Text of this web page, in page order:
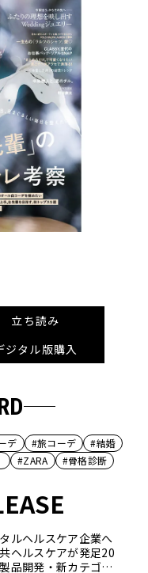
立ち読み
ジタル版購入
デ #旅コーデ
#結婚
#ZARA #骨格診断
ルヘルスケア企業へ
ヘルスケアが発足20
品開発・新カテゴリ